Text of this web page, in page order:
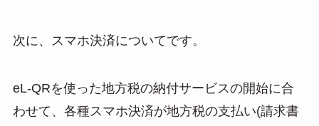
次に、スマホ決済についてです。
eL-QRを使った地方税の納付サービスの開始に合
わせて、各種スマホ決済が地方税の支払い(請求書